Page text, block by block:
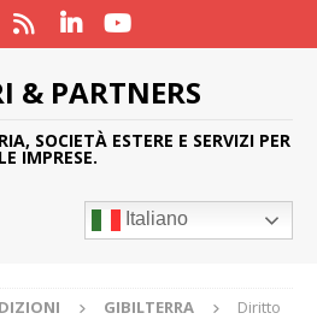
& PARTNERS
SOCIETÀ ESTERE E SERVIZI PER
LE IMPRESE.
Italiano
GIBILTERRA
Diritto